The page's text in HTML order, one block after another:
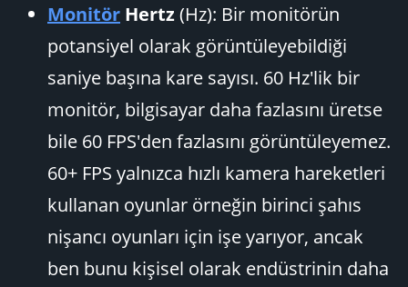
Monitör Hertz(Hz): Bir monitörün
potansiyel olarak görüntüleyebildiği
saniye başına kare sayısı. 60 Hz'lik bir
monitör, bilgisayar daha fazlasını üretse
bile 60 FPS'den fazlasını görüntüleyemez.
60+ FPS yalnızca hızlı kamera hareketleri
kullanan oyunlar örneğin birinci şahıs
nişancı oyunları için işe yarıyor, ancak
ben bunu kişisel olarak endüstrinin daha